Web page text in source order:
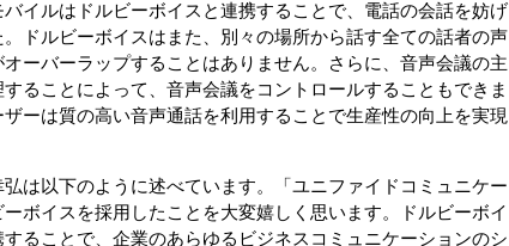
イルはドルビーボイスと連携することで、電話の会話を妨げ
ドルビーボイスはまた、別々の場所から話す全ての話者の声
ーバーラップすることはありません。さらに、音声会議の主
ることによって、音声会議をコントロールすることもできま
ーは質の高い音声通話を利用することで生産性の向上を実現
は以下のように述べています。「ユニファイドコミュニケー
ボイスを採用したことを大変嬉しく思います。ドルビーボイ
ることで、企業のあらゆるビジネスコミュニケーションのシ